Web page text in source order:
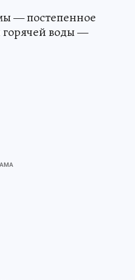
— постепенное
воды —